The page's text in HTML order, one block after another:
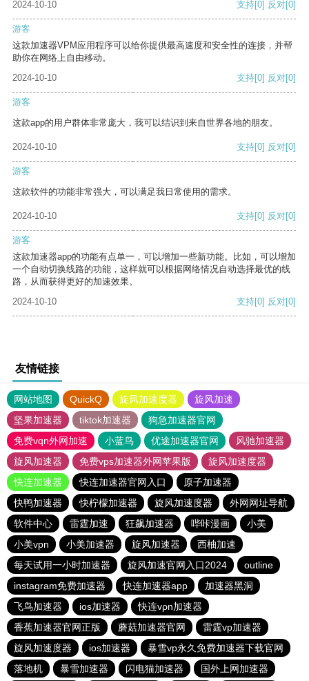
2024-10-10
支持[0] 反对[0]
游客
这款加速器VPM应用程序可以给你提供最高速度和安全性的连接，并帮
助你在网络上自由移动。
2024-10-10
支持[0] 反对[0]
游客
这款app的用户群体非常庞大，我可以结识到来自世界各地的朋友。
2024-10-10 支持[0] 反对[0]
游客
这款软件的功能非常强大，可以满足我日常使用的需求。
2024-10-10 支持[0] 反对[0]
游客
这款加速器app的功能有点单一，可以增加一些新功能。比如，可以增加
一个自动切换线路的功能，这样就可以根据网络情况自动选择最优的线
路，从而获得更好的加速效果。
2024-10-10
支持[0] 反对[0]
友情链接
网站地图 QuickQ 旋风加速度器
旋风加速
坚果加速器
tiktok加速器
狗急加速器官网
免费vqn外网加速
小蓝鸟 优途加速器官网
风驰加速器
旋风加速器
免费vps加速器外网苹果版
旋风加速度器
快连加速器
快连加速器官网入口
原子加速器
快鸭加速器
快柠檬加速器 旋风加速度器
外网网址导航
软件中心
雷霆加速 狂飙加速器 哔咔漫画
小美
小美vpn
小美加速器 旋风加速器
西柚加速
每天试用一小时加速器
旋风加速官网入口2024
outline
instagram免费加速器
快连加速器app
加速器黑洞
飞鸟加速器
ios加速器
快连vρn加速器
香蕉加速器官网正版
蘑菇加速器官网
雷霆vp加速器
旋风加速度器
ios加速器
暴雪vp永久免费加速器下载官网
落地机
暴雪加速器 闪电猫加速器 国外上网加速器